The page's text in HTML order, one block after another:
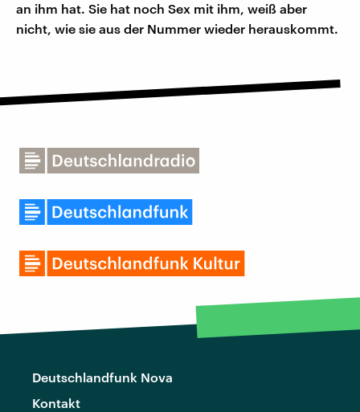
an ihm hat. Sie hat noch Sex mit ihm, weiß aber
nicht, wie sie aus der Nummer wieder herauskommt.
Deutschlandfunk Nova
Kontakt